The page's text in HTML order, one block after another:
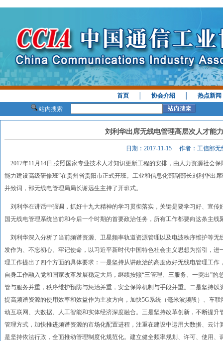
首页 │协会介绍 │热点新闻
站内搜索
刘利华出席无线电管理高层次人才能
日期：2017-11-15 作者：工信部无
2017年11月14日,按照国家专业技术人才知识更新工程的安排，由人力资源社会
能力建设高级研修班”在贵州省贵阳市正式开班。工业和信息化部副部长刘利华出
并致词，部无线电管理局局长谢远生主持了开班式。
刘利华在讲话中强调，抓好十九大精神的学习贯彻落实，关键是要学习好、宣
国无线电管理系统当前和今后一个时期的首要政治任务，所有工作都要向这条主线
刘利华深入分析了当前频谱资源、卫星频率轨道资源管理以及电波秩序维护等
发作为、不忘初心、牢记使命，以习近平新时代中国特色社会主义思想为指引，
理工作提出了四个方面的具体要求：一是坚持从讲政治的高度做好无线电管理工
自身工作融入党和国家改革发展稳定大局，继续按照“三管理、三服务、一突出”
管与服务并重，秩序维护预防与惩治并重，安全保障机制与手段并重。二是坚持
提高频谱资源的使用效率和效益作为主攻方向，加快5G系统（毫米波频段）、车
动互联网、大数据、人工智能和实体经济深度融合。三是坚持改革创新，不断提
管理方式，加快推进频谱资源的市场化配置进程，注重在建设中运用大数据、云
是坚持依法行政，全面推动管理制度化规范化。建立健全频率规划、许可、使用